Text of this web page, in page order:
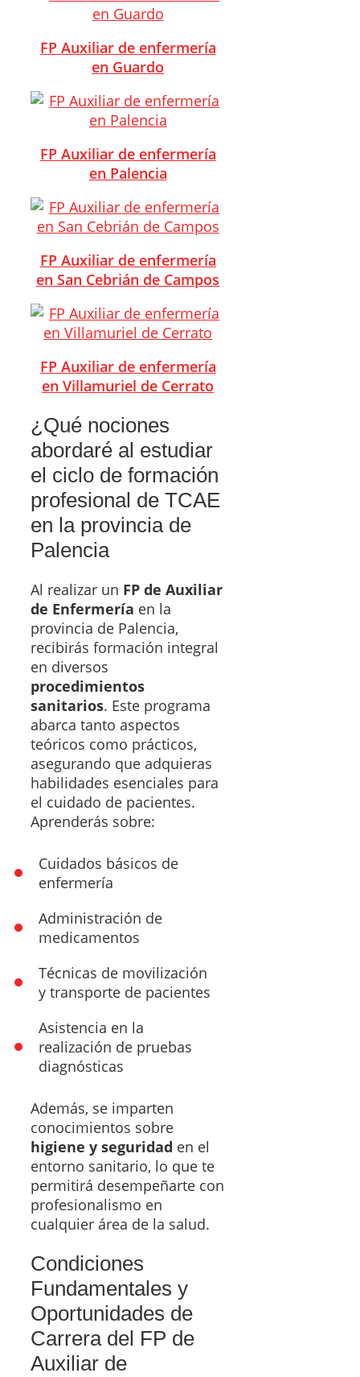
FP Auxiliar de enfermería
en Guardo
FP Auxiliar de enfermería
en Palencia
FP Auxiliar de enfermería
en San Cebrián de Campos
FP Auxiliar de enfermería
en Villamuriel de Cerrato
¿Qué nociones
abordaré al estudiar
el ciclo de formación
profesional de TCAE
en la provincia de
Palencia
Al realizar un FP de Auxiliar
de Enfermería en la
provincia de Palencia,
recibirás formación integral
en diversos
procedimientos
sanitarios. Este programa
abarca tanto aspectos
teóricos como prácticos,
asegurando que adquieras
habilidades esenciales para
el cuidado de pacientes.
Aprenderás sobre:
Cuidados básicos de
enfermería
Administración de
medicamentos
Técnicas de movilización
y transporte de pacientes
Asistencia en la
realización de pruebas
diagnósticas
Además, se imparten
conocimientos sobre
higiene y seguridad en el
entorno sanitario, lo que te
permitirá desempeñarte con
profesionalismo en
cualquier área de la salud.
Condiciones
Fundamentales y
Oportunidades de
Carrera del FP de
Auxiliar de